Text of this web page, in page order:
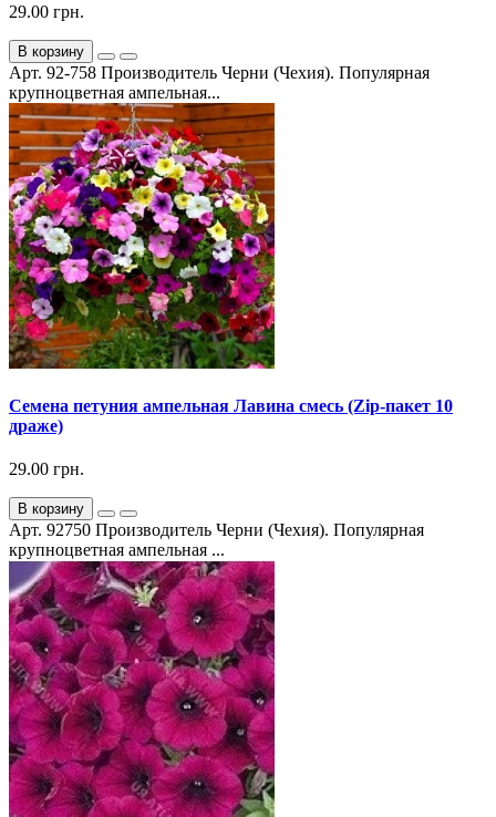
29.00 грн.
В корзину
Арт. 92-758 Производитель Черни (Чехия). Популярная
крупноцветная ампельная...
Семена петуния ампельная Лавина смесь (Zip-пакет 10
драже)
29.00 грн.
В корзину
Арт. 92750 Производитель Черни (Чехия). Популярная
крупноцветная ампельная ...